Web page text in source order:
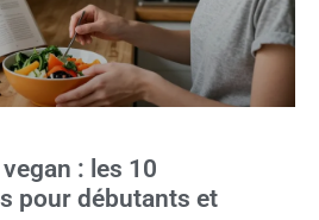
: les 10
pour débutants et